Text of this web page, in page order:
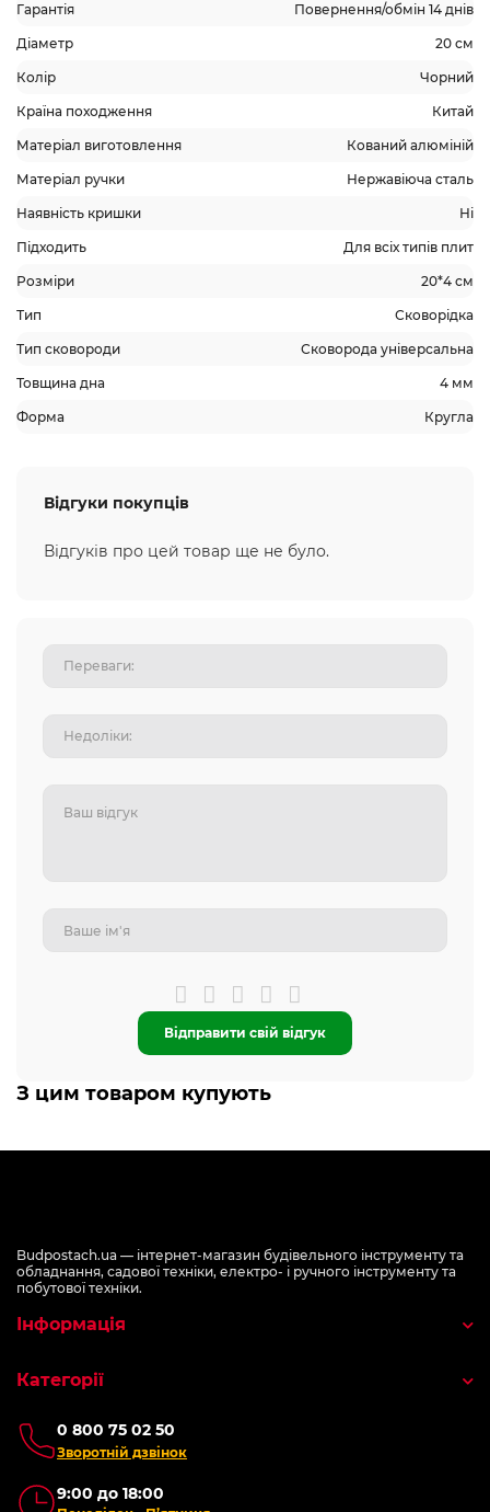
Гарантія Повернення/обмін 14 днів
Діаметр 20 см
Колір Чорний
Країна походження Китай
Матеріал виготовлення Кований алюміній
Матеріал ручки Нержавіюча сталь
Наявність кришки Ні
Підходить Для всіх типів плит
Розміри 20*4 см
Тип Сковорідка
Тип сковороди Сковорода універсальна
Товщина дна 4 мм
Форма Кругла
Відгуки покупців
Відгуків про цей товар ще не було.
Відправити свій відгук
З цим товаром купують
Budpostach.ua — інтернет-магазин будівельного інструменту та
обладнання, садової техніки, електро- і ручного інструменту та
побутової техніки.
0 800 75 02 50
Зворотній дзвінок
9:00 до 18:00
Інформація
Категорії